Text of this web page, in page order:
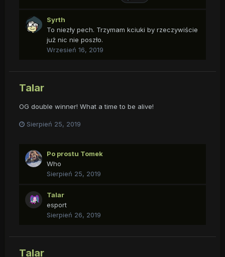
Syrth
To niezły pech. Trzymam kciuki by rzeczywiście
już nic nie poszło.
Wrzesień 16, 2019
Talar
OG double winner! What a time to be alive!
Sierpień 25, 2019
Po prostu Tomek
Who
Sierpień 25, 2019
Talar
esport
Sierpień 26, 2019
Talar